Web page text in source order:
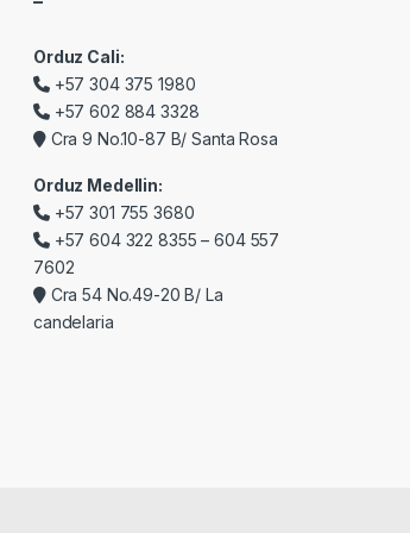
Orduz Cali:
+57 304 375 1980
+57 602 884 3328
Cra 9 No.10-87 B/ Santa Rosa
Orduz Medellin:
+57 301 755 3680
+57 604 322 8355 – 604 557
7602
Cra 54 No.49-20 B/ La
candelaria